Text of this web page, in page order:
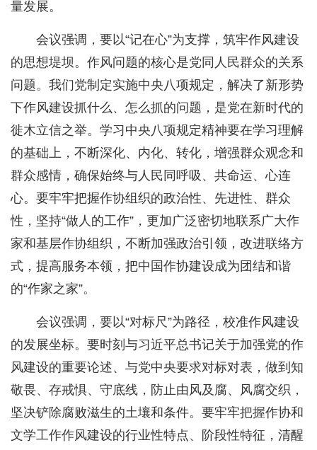
量发展。
会议强调，要以“记在心”为支撑，筑牢作风建设
的思想堤坝。作风问题的核心是党同人民群众的关系
问题。我们党制定实施中央八项规定，解决了新形势
下作风建设抓什么、怎么抓的问题，是党在新时代的
徙木立信之举。学习中央八项规定精神要在学习理解
的基础上，不断深化、内化、转化，增强群众观念和
群众感情，确保始终与人民同呼吸、共命运、心连
心。要牢牢把握作协组织的政治性、先进性、群众
性，坚持“做人的工作”，更加广泛密切地联系广大作
家和基层作协组织，不断加强政治引领，改进联络方
式，提高服务本领，把中国作协建设成为团结和谐
的“作家之家”。
会议强调，要以“对标尺”为路径，校准作风建设
的发展坐标。要时刻与习近平总书记关于加强党的作
风建设的重要论述、与党中央要求对标对表，做到知
敬畏、存戒惧、守底线，防止由风及腐、风腐交织，
坚决铲除腐败滋生的土壤和条件。要牢牢把握作协和
文学工作作风建设的行业性特点、阶段性特征，清醒